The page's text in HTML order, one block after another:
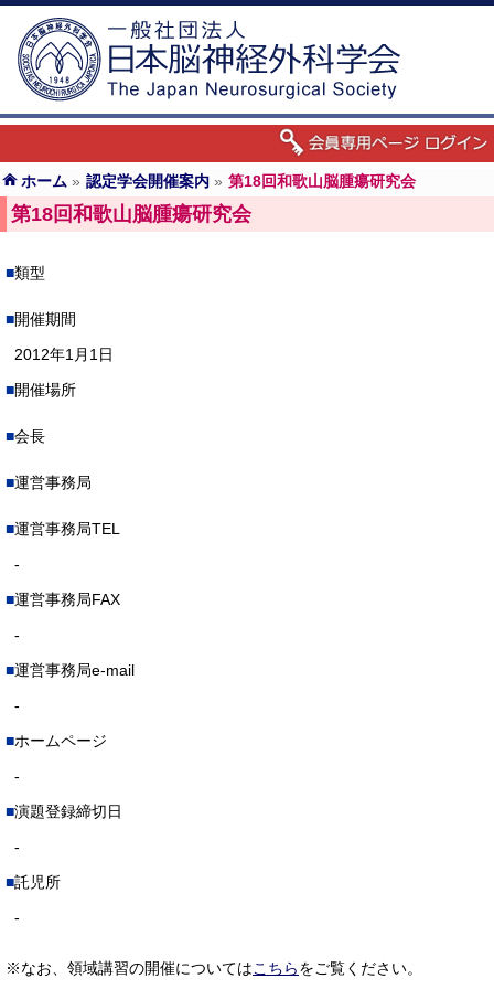
ホーム » 認定学会開催案内 » 第18回和歌山脳腫瘍研究会
第18回和歌山脳腫瘍研究会
類型
開催期間
2012年1月1日
開催場所
会長
運営事務局
運営事務局TEL
-
運営事務局FAX
-
運営事務局e-mail
-
ホームページ
-
演題登録締切日
-
託児所
-
※なお、領域講習の開催についてはこちらをご覧ください。